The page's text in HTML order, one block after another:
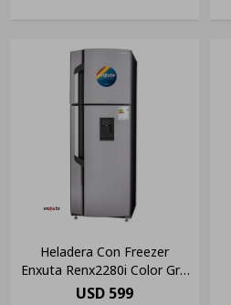
Heladera Con Freezer
Enxuta Renx2280i Color Gris
Con Capacidad De 275l 220v
USD 599